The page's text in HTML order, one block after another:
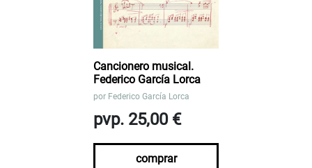
Cancionero musical.
Federico García Lorca
por Federico García Lorca
pvp. 25,00 €
comprar